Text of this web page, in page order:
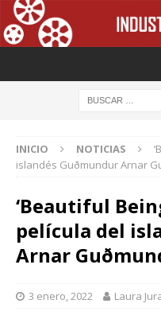
INICIO NOTICIAS
islandés Guðmundur Arnar
‘Beautiful
película del
Arnar
3 enero, 2022 Laura